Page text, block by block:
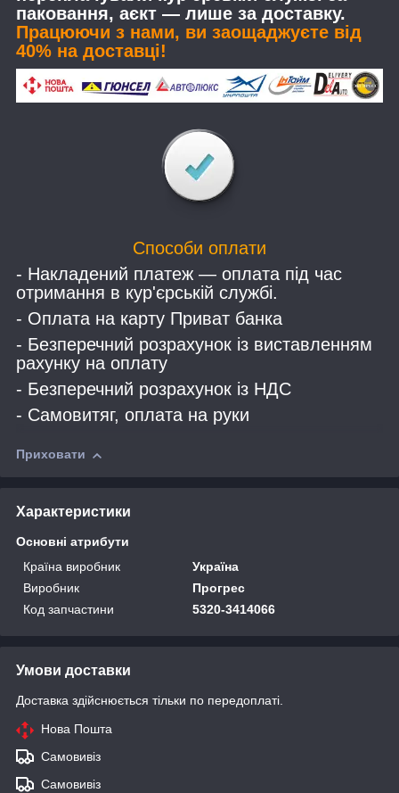
паковання, аєкт — лише за доставку.
Працюючи з нами, ви заощаджуєте від
40% на доставці!
Способи оплати
- Накладений платеж — оплата під час
отримання в кур'єрській службі.
- Оплата на карту Приват банка
- Безперечний розрахунок із виставленням
рахунку на оплату
- Безперечний розрахунок із НДС
- Самовитяг, оплата на руки
Приховати
Характеристики
Основні атрибути
Країна виробник
Україна
Виробник
Прогрес
Код запчастини
5320-3414066
Умови доставки
Доставка здійснюється тільки по передоплаті.
Нова Пошта
Самовивіз
Самовивіз